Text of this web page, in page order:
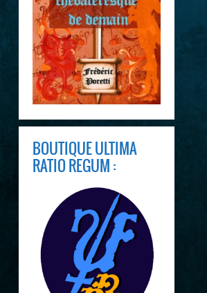
BOUTIQUE ULTIMA
RATIO REGUM :